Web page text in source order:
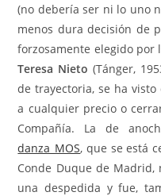
(no debería ser ni lo uno
menos dura decisión de
forzosamente elegido por
Teresa Nieto (Tánger,
de trayectoria, se ha
a cualquier precio o
Compañía. La de
danza_MOS, que se está
Conde Duque de
una despedida y fue,